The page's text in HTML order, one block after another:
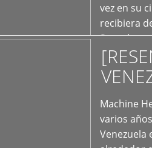
vez en su
recibiera
Store los
Machine
varios
Venezuela